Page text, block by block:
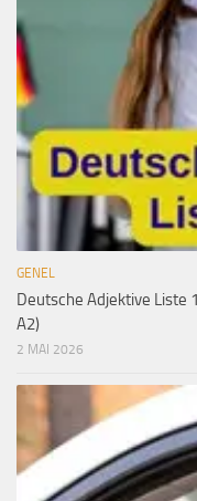
GENEL
Deutsche Adjektive Liste
A2)
2 MAI 2026